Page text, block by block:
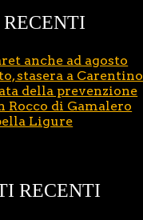
anche ad agosto
stasera a Carentino
della prevenzione
Rocco di Gamalero
Ligure
RECENTI